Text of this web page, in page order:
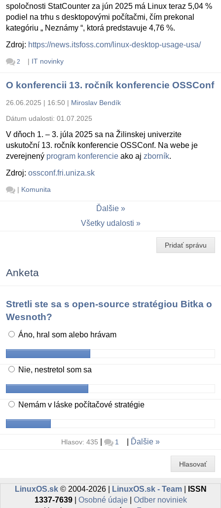
spoločnosti StatCounter za jún 2025 má Linux teraz 5,04 %
podiel na trhu s desktopovými počítačmi, čím prekonal
kategóriu „ Neznámy “, ktorá predstavuje 4,76 %.
Zdroj: https://news.itsfoss.com/linux-desktop-usage-usa/
2 | IT novinky
O konferencii 13. ročník konferencie OSSConf
26.06.2025 | 16:50 | Miroslav Bendík
Dátum udalosti: 01.07.2025
V dňoch 1. – 3. júla 2025 sa na Žilinskej univerzite
uskutoční 13. ročník konferencie OSSConf. Na webe je
zverejnený program konferencie ako aj zborník.
Zdroj: ossconf.fri.uniza.sk
| Komunita
Ďalšie
Všetky udalosti
Pridať správu
Anketa
Stretli ste sa s open-source stratégiou Bitka o
Wesnoth?
Áno, hral som alebo hrávam
Nie, nestretol som sa
Nemám v láske počítačové stratégie
Hlasov: 435 1 Ďalšie
Hlasovať
LinuxOS.sk© 2004-2026 | LinuxOS.sk - Team|
ISSN
1337-7639| Osobné údaje| Odber noviniek